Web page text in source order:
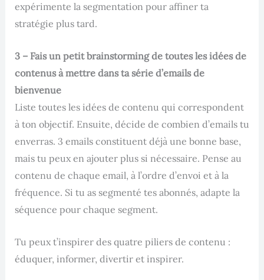
expérimente la segmentation pour affiner ta
stratégie plus tard.
3 – Fais un petit brainstorming de toutes les idées de
contenus à mettre dans ta série d’emails de
bienvenue
Liste toutes les idées de contenu qui correspondent
à ton objectif. Ensuite, décide de combien d’emails tu
enverras. 3 emails constituent déjà une bonne base,
mais tu peux en ajouter plus si nécessaire. Pense au
contenu de chaque email, à l’ordre d’envoi et à la
fréquence. Si tu as segmenté tes abonnés, adapte la
séquence pour chaque segment.
Tu peux t’inspirer des quatre piliers de contenu :
éduquer, informer, divertir et inspirer.